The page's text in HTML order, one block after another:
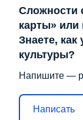
Сложности
карты» или
Знаете,
культуры?
Напишите —
Написать